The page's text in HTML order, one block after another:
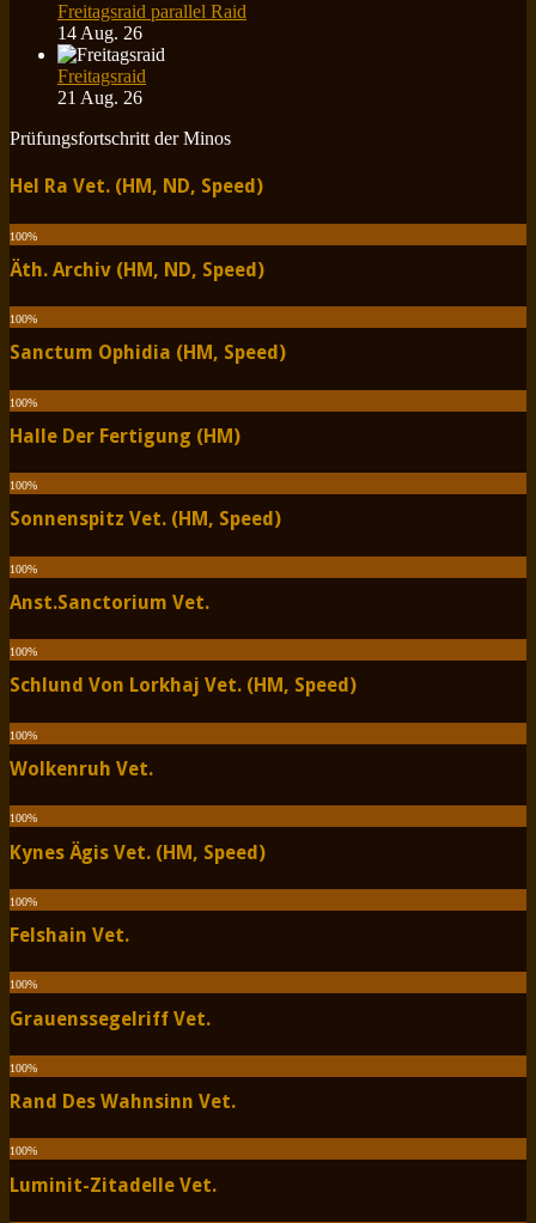
Freitagsraid parallel Raid
14 Aug. 26
Freitagsraid
21 Aug. 26
Prüfungsfortschritt der Minos
Hel Ra Vet. (HM, ND, Speed)
100%
Äth. Archiv (HM, ND, Speed)
100%
Sanctum Ophidia (HM, Speed)
100%
Halle Der Fertigung (HM)
100%
Sonnenspitz Vet. (HM, Speed)
100%
Anst.Sanctorium Vet.
100%
Schlund Von Lorkhaj Vet. (HM, Speed)
100%
Wolkenruh Vet.
100%
Kynes Ägis Vet. (HM, Speed)
100%
Felshain Vet.
100%
Grauenssegelriff Vet.
100%
Rand Des Wahnsinn Vet.
100%
Luminit-Zitadelle Vet.